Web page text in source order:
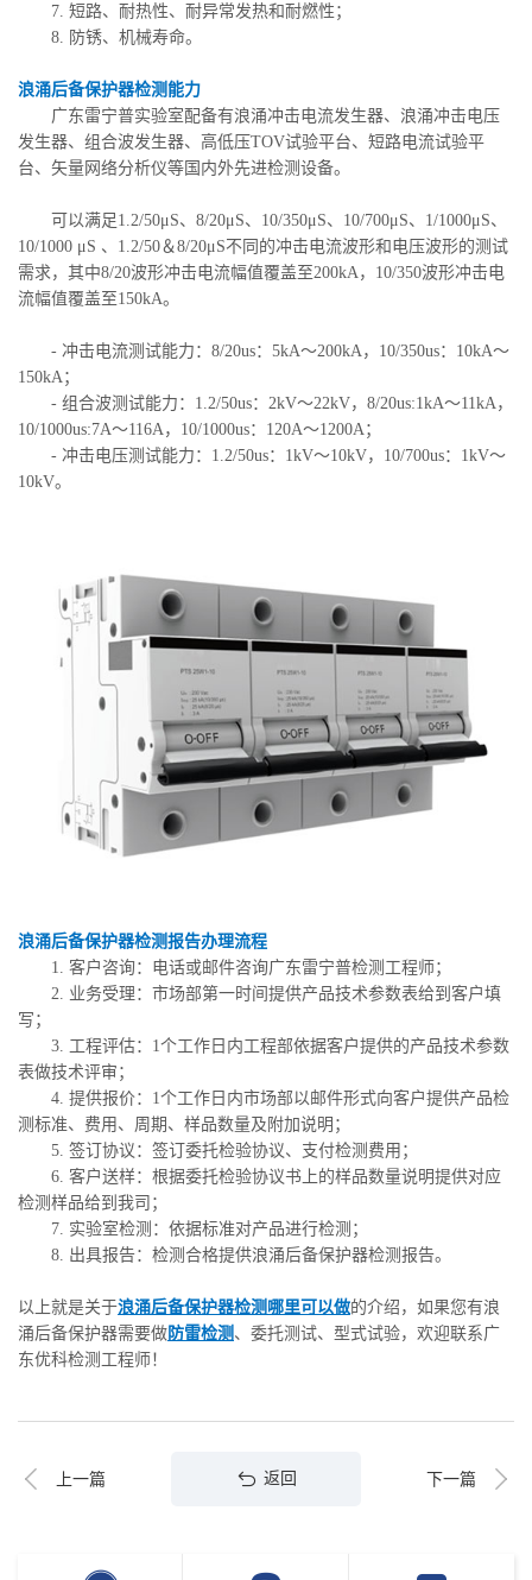
7. 短路、耐热性、耐异常发热和耐燃性；
8. 防锈、机械寿命。
浪涌后备保护器检测能力
广东雷宁普实验室配备有浪涌冲击电流发生器、浪涌冲击电压
发生器、组合波发生器、高低压TOV试验平台、短路电流试验平
台、矢量网络分析仪等国内外先进检测设备。
可以满足1.2/50μS、8/20μS、10/350μS、10/700μS、1/1000μS、
10/1000 μS 、1.2/50＆8/20μS不同的冲击电流波形和电压波形的测试
需求，其中8/20波形冲击电流幅值覆盖至200kA，10/350波形冲击电
流幅值覆盖至150kA。
- 冲击电流测试能力：8/20us：5kA～200kA，10/350us：10kA～
150kA；
- 组合波测试能力：1.2/50us：2kV～22kV，8/20us:1kA～11kA，
10/1000us:7A～116A，10/1000us：120A～1200A；
- 冲击电压测试能力：1.2/50us：1kV～10kV，10/700us：1kV～
10kV。
浪涌后备保护器检测报告办理流程
1. 客户咨询：电话或邮件咨询广东雷宁普检测工程师；
2. 业务受理：市场部第一时间提供产品技术参数表给到客户填
写；
3. 工程评估：1个工作日内工程部依据客户提供的产品技术参数
表做技术评审；
4. 提供报价：1个工作日内市场部以邮件形式向客户提供产品检
测标准、费用、周期、样品数量及附加说明；
5. 签订协议：签订委托检验协议、支付检测费用；
6. 客户送样：根据委托检验协议书上的样品数量说明提供对应
检测样品给到我司；
7. 实验室检测：依据标准对产品进行检测；
8. 出具报告：检测合格提供浪涌后备保护器检测报告。
以上就是关于浪涌后备保护器检测哪里可以做的介绍，如果您有浪
涌后备保护器需要做防雷检测 、委托测试、型式试验，欢迎联系广
东优科检测工程师！
上一篇 返回 下一篇